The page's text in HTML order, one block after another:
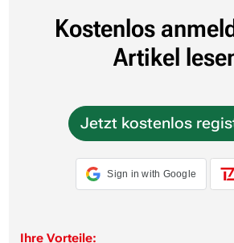
Kostenlos
Artikel
Jetzt kostenlos
Sign in with Google
Ihre Vorteile: